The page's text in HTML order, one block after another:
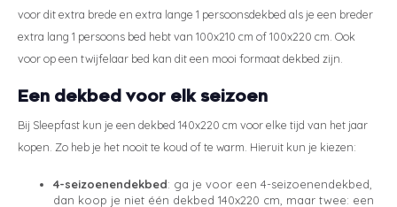
voor dit extra brede en extra lange 1 persoonsdekbed als je een breder
extra lang 1 persoons bed hebt van 100x210 cm of 100x220 cm. Ook
voor op een twijfelaar bed kan dit een mooi formaat dekbed zijn.
Een dekbed voor elk seizoen
Bij Sleepfast kun je een dekbed 140x220 cm voor elke tijd van het jaar
kopen. Zo heb je het nooit te koud of te warm. Hieruit kun je kiezen:
4-seizoenendekbed: ga je voor een 4-seizoenendekbed,
dan koop je niet één dekbed 140x220 cm, maar twee: een